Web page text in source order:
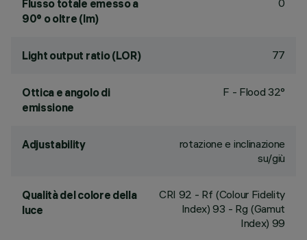
Flusso totale emesso a
90° o oltre (lm)
0
Light output ratio (LOR) 77
Ottica e angolo di
emissione
F - Flood 32°
Adjustability
rotazione e inclinazione
su/giù
Qualità del colore della
luce
CRI 92 - Rf (Colour Fidelity
Index) 93 - Rg (Gamut
Index) 99